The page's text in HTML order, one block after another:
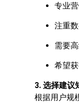
专业
注重
需要
希望
3. 选择建议
根据用户规